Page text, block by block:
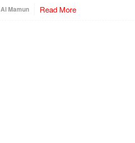
Al Mamun Read More